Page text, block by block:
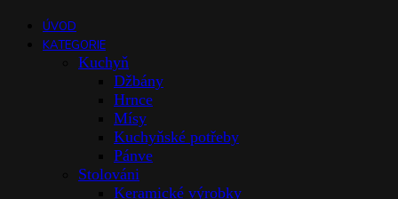
ÚVOD
KATEGORIE
Kuchyň
Džbány
Hrnce
Mísy
Kuchyňské potřeby
Pánve
Stolováni
Keramické výrobky